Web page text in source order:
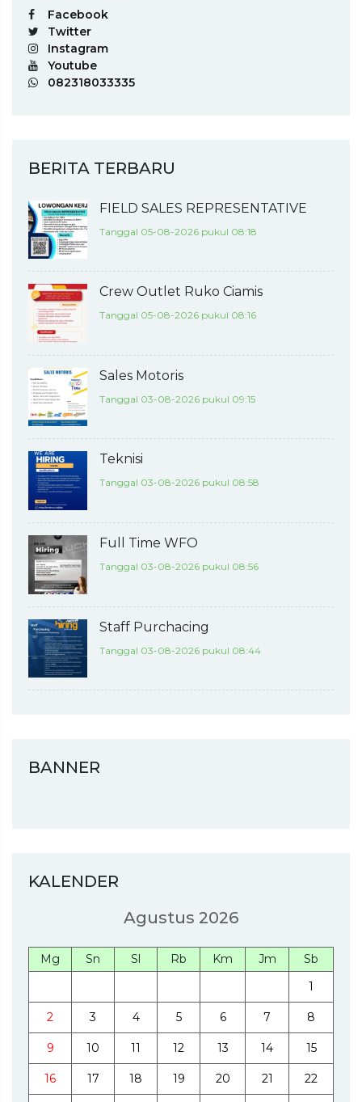
Facebook
Twitter
Instagram
Youtube
082318033335
BERITA TERBARU
FIELD SALES REPRESENTATIVE
Tanggal 05-08-2026 pukul 08:18
Crew Outlet Ruko Ciamis
Tanggal 05-08-2026 pukul 08:16
Sales Motoris
Tanggal 03-08-2026 pukul 09:15
Teknisi
Tanggal 03-08-2026 pukul 08:58
Full Time WFO
Tanggal 03-08-2026 pukul 08:56
Staff Purchacing
Tanggal 03-08-2026 pukul 08:44
BANNER
KALENDER
Agustus 2026
Mg Sn Sl Rb Km Jm
Sb
1
2 3 4 5 6 7 8
9 10 11 12 13 14 15
16 17 18 19 20 21 22